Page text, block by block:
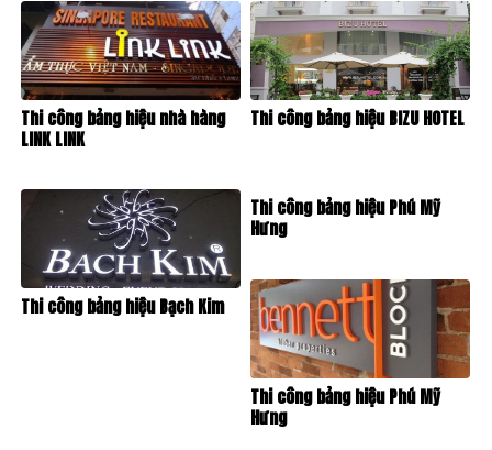
Thi công bảng hiệu nhà hàng
LINK LINK
Thi công bảng hiệu BIZU HOTEL
Thi công bảng hiệu Bạch Kim
Thi công bảng hiệu Phú Mỹ
Hưng
Thi công bảng hiệu Phú Mỹ
Hưng